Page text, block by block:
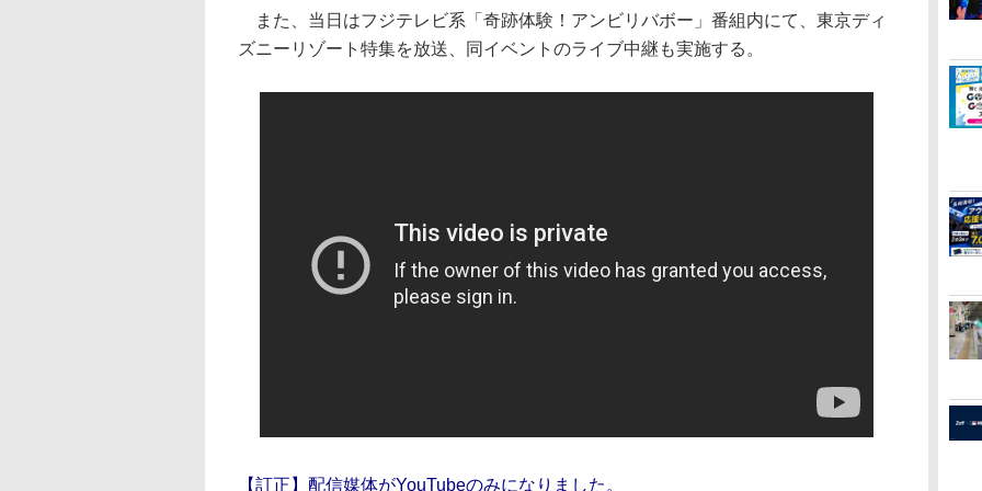
また、当日はフジテレビ系「奇跡体験！アンビリバボー」番組内にて、東京ディ
ズニーリゾート特集を放送、同イベントのライブ中継も実施する。
【訂正】配信媒体がYouTubeのみになりました。